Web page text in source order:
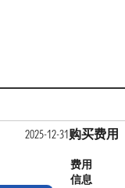
2025-12-31购买费用
费用
信息